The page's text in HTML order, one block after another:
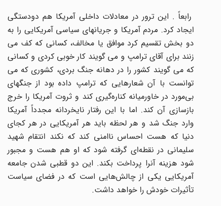
رابعاً . این ترور در معادلات داخلی آمریکا هم دودستگی
ایجاد کرد. مردم آمریکا و جریانهای سیاسی آمریکایی را به
دو بخش تقسیم کرد موافق یا مخالف، کسانی که کف می
زنند برای آقای ترامپ و می گویند کار خوبی کردی و کسانی
که می گویند کشور را در دهانه جنگ بردی، کشوری که می
توانست با آن شعارهایی که ترامپ داده بود از جنگهای
بی‌مورد در خاورمیانه کناره‌گیری کند و ثروت آمریکا را خرج
بازسازی آن کند. اما با این رفتار نایخردانه مجدداً آمریکا
وارد جنگ شد و هر لحظه باید هر آمریکایی در هر کجای
دنیا که هست احساس ناامنی کند که نکند انتقام شهید
سلیمانی در نقطه‌ای گرفته شود که او هم هست و مجبور
شود هزینه آنرا پرداخت بکند. این دو قطبی شدن جامعه
آمریکایی یکی از چالش‌هایی است که در فضای سیاست
تأثیرات خودش را خواهد داشت.